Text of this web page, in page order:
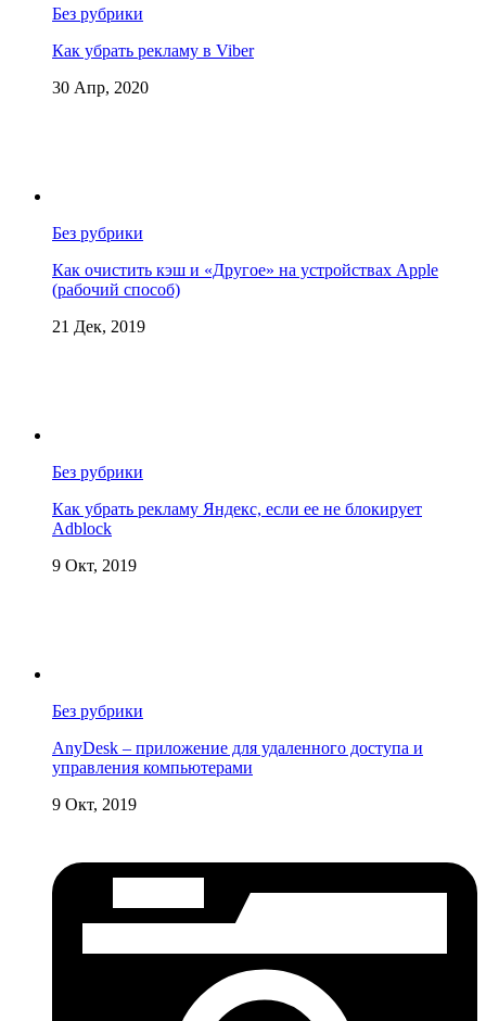
Без рубрики
Как убрать рекламу в Viber
30 Апр, 2020
Без рубрики
Как очистить кэш и «Другое» на устройствах Apple
(рабочий способ)
21 Дек, 2019
Без рубрики
Как убрать рекламу Яндекс, если ее не блокирует
Adblock
9 Окт, 2019
Без рубрики
AnyDesk – приложение для удаленного доступа и
управления компьютерами
9 Окт, 2019